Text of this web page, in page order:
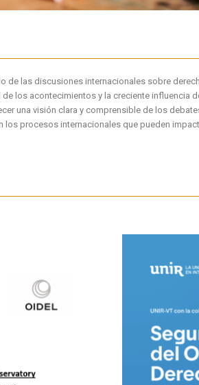
las discusiones internacionales sobre
los acontecimientos y la creciente influencia
una visión clara y comprensible de los
procesos internacionales que pueden